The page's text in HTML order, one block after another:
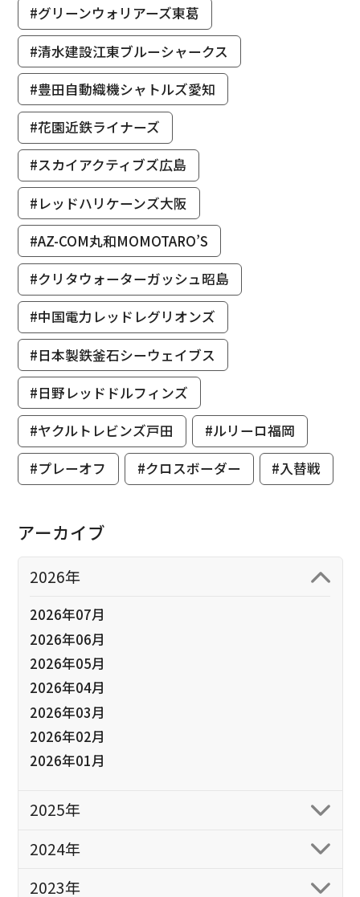
#グリーンウォリアーズ東葛
#清水建設江東ブルーシャークス
#豊田自動織機シャトルズ愛知
#花園近鉄ライナーズ
#スカイアクティブズ広島
#レッドハリケーンズ大阪
#AZ-COM丸和MOMOTARO’S
#クリタウォーターガッシュ昭島
#中国電力レッドレグリオンズ
#日本製鉄釜石シーウェイブス
#日野レッドドルフィンズ
#ヤクルトレビンズ戸田
#ルリーロ福岡
#プレーオフ
#クロスボーダー #入替戦
アーカイブ
2026年
2026年07月
2026年06月
2026年05月
2026年04月
2026年03月
2026年02月
2026年01月
2025年
2024年
2023年